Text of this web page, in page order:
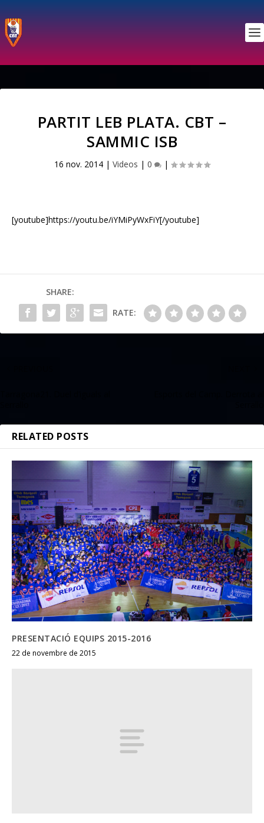
PARTIT LEB PLATA. CBT –
SAMMIC ISB
16 nov. 2014 | Videos | 0 |
[youtube]https://youtu.be/iYMiPyWxFiY[/youtube]
SHARE:
RATE:
RELATED POSTS
PRESENTACIÓ EQUIPS 2015-2016
22 de novembre de 2015